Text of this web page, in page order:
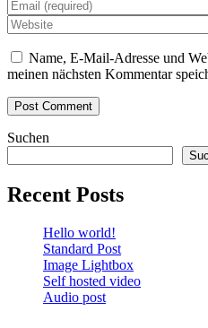
Name, E-Mail-Adresse und
meinen nächsten Kommentar
Suchen
Recent Posts
Hello world!
Standard Post
Image Lightbox
Self hosted video
Audio post